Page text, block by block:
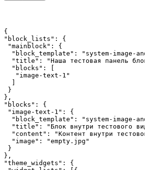
{
"block_lists": {
"mainblock": {
"block_template": "system-image-
"title": "Наша тестовая панель
"blocks": [
"image-text-1"
}
},
"blocks": {
"image-text-1": {
"block_template": "system-image-
"title": "Блок внутри тестового
"content": "Контент внутри
"image": "empty.jpg"
}
},
"theme_widgets": {